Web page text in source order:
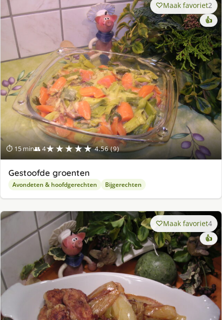
⏱ 15 min👥 4★★★★★ 4.56 (9)
Maak favoriet2
👍
Gestoofde groenten
Avondeten & hoofdgerechten Bijgerechten
Maak favoriet4
👍